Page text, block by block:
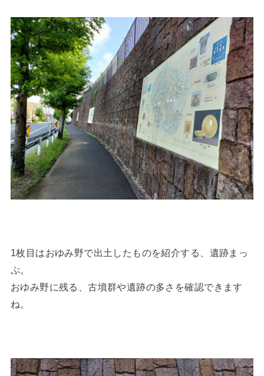
1枚目はおゆみ野で出土したものを紹介する、遺跡まっ
ぷ。
おゆみ野に残る、古墳群や遺跡の多さを確認できます
ね。